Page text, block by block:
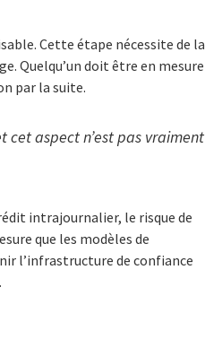
Cette étape nécessite de la
Quelqu’un doit être en mesure
par la suite.
cet aspect n’est pas vraiment
intrajournalier, le risque de
que les modèles de
l’infrastructure de confiance